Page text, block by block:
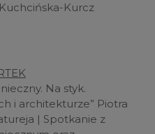
Kurcz
Na styk.
i architekturze” Piotra
| Spotkanie z